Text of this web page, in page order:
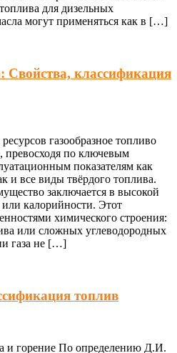
для дизельных
могут применяться как в […]
Свойства, классификация
газообразное топливо
превосходя по ключевым
показателям как
и все виды твёрдого топлива.
заключается в высокой
калорийности. Этот
химического строения:
или сложных углеводородных
газа не […]
топлив
и горение По определению Д.И.